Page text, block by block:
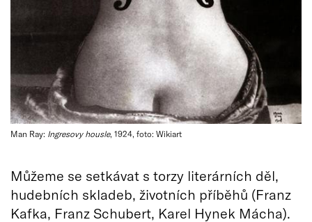
Man Ray: Ingresovy housle, 1924, foto: Wikiart
Můžeme se setkávat s torzy literárních děl,
hudebních skladeb, životních příběhů (Franz
Kafka, Franz Schubert, Karel Hynek Mácha).